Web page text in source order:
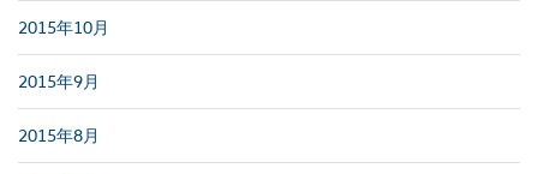
2015年10月
2015年9月
2015年8月